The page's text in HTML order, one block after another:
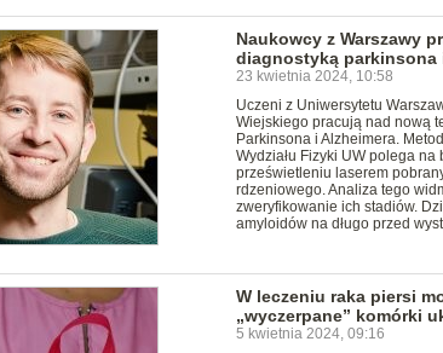
Naukowcy z Warszawy
diagnostyką parkinsona
23 kwietnia 2024, 10:58
Uczeni z Uniwersytetu
Wiejskiego pracują nad nową
Parkinsona i Alzheimera.
Wydziału Fizyki UW polega
prześwietleniu laserem
rdzeniowego. Analiza tego
zweryfikowanie ich stadiów.
amyloidów na długo przed
W leczeniu raka piersi
„wyczerpane” komórki
5 kwietnia 2024, 09:16